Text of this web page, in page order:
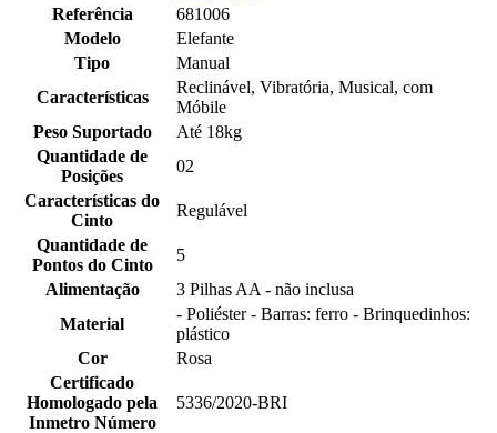
Referência
681006
Modelo
Elefante
Tipo
Manual
Características
Reclinável, Vibratória, Musical, com
Móbile
Peso Suportado
Até 18kg
Quantidade de
Posições
02
Características do
Cinto
Regulável
Quantidade de
Pontos do Cinto
5
Alimentação
3 Pilhas AA - não inclusa
Material
- Poliéster - Barras: ferro - Brinquedinhos:
plástico
Cor
Rosa
Certificado
Homologado pela
Inmetro Número
5336/2020-BRI